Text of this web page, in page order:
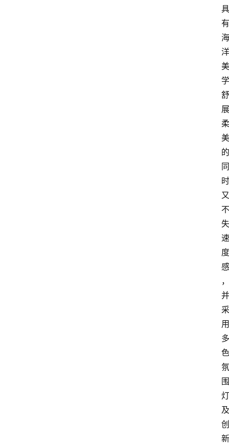
具
有
海
洋
美
学
舒
展
柔
美
的
同
时
又
不
失
速
度
感
，
并
采
用
多
色
氛
围
灯
及
创
新